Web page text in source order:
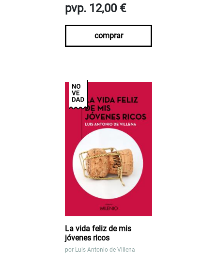
pvp. 12,00 €
comprar
La vida feliz de mis
jóvenes ricos
por Luis Antonio de Villena